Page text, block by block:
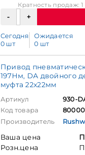
Кратность продаж: 1
Сегодня
0 шт
Ожидается
0 шт
Привод
197Нм, DA двойного
муфта 22х22мм
Артикул
930-
Код товара
Производитель
Ваша цена
Розн.цена